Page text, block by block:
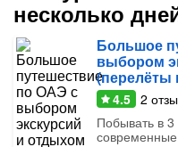
несколько
Большое
выбором
4.5 2
Побывать в 3